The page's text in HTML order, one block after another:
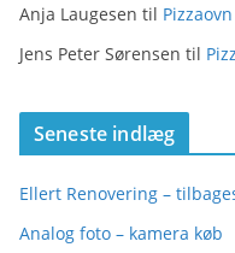
Anja Laugesen til
Jens Peter Sørensen til
Seneste indlæg
Ellert Renovering –
Analog foto – kamera køb